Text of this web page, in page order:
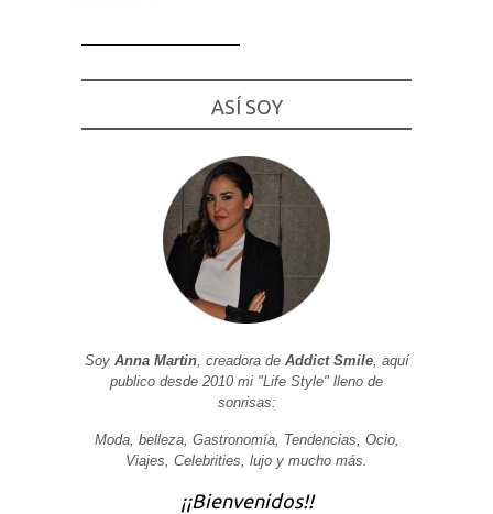
ASÍ SOY
Soy Anna Martin, creadora de Addict Smile, aquí
publico desde 2010 mi "Life Style" lleno de
sonrisas:
Moda, belleza, Gastronomía, Tendencias, Ocio,
Viajes, Celebrities, lujo y mucho más.
¡¡Bienvenidos!!
se usa la
Experiencia